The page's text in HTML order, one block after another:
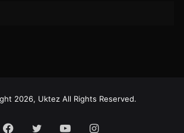
2026, Uktez All Rights Reserved.
Facebook
Twitter YouTubeInstagram